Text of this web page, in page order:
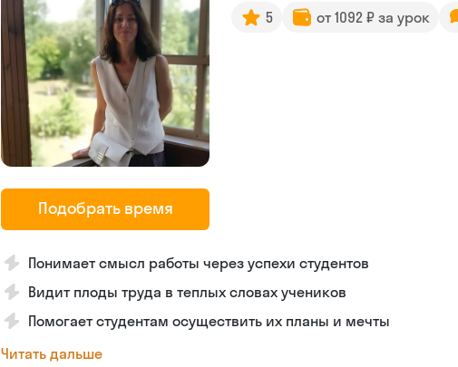
Подобрать время
5 от 1092 ₽ за урок
Понимает смысл работы через успехи студентов
Видит плоды труда в теплых словах учеников
Помогает студентам осуществить их планы и мечты
Читать дальше